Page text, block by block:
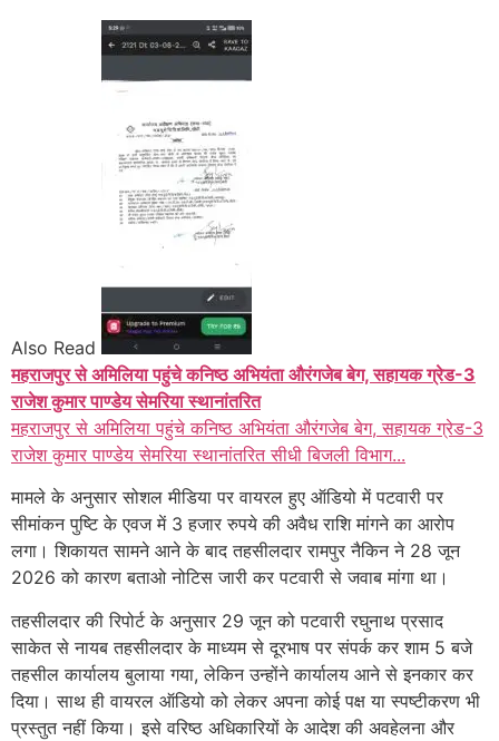
Also Read
महराजपुर से अमिलिया पहुंचे कनिष्ठ अभियंता औरंगजेब बेग, सहायक ग्रेड-3
राजेश कुमार पाण्डेय सेमरिया स्थानांतरित
महराजपुर से अमिलिया पहुंचे कनिष्ठ अभियंता औरंगजेब बेग, सहायक ग्रेड-3
राजेश कुमार पाण्डेय सेमरिया स्थानांतरित सीधी बिजली विभाग...
मामले के अनुसार सोशल मीडिया पर वायरल हुए ऑडियो में पटवारी पर
सीमांकन पुष्टि के एवज में 3 हजार रुपये की अवैध राशि मांगने का आरोप
लगा। शिकायत सामने आने के बाद तहसीलदार रामपुर नैकिन ने 28 जून
2026 को कारण बताओ नोटिस जारी कर पटवारी से जवाब मांगा था।
तहसीलदार की रिपोर्ट के अनुसार 29 जून को पटवारी रघुनाथ प्रसाद
साकेत से नायब तहसीलदार के माध्यम से दूरभाष पर संपर्क कर शाम 5 बजे
तहसील कार्यालय बुलाया गया, लेकिन उन्होंने कार्यालय आने से इनकार कर
दिया। साथ ही वायरल ऑडियो को लेकर अपना कोई पक्ष या स्पष्टीकरण भी
प्रस्तुत नहीं किया। इसे वरिष्ठ अधिकारियों के आदेश की अवहेलना और